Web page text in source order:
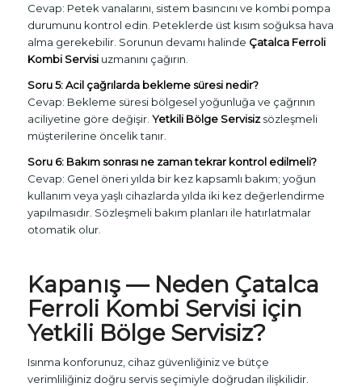
Cevap: Petek vanalarını, sistem basıncını ve kombi pompa
durumunu kontrol edin. Peteklerde üst kısım soğuksa hava
alma gerekebilir. Sorunun devamı halinde Çatalca Ferroli
Kombi Servisiuzmanını çağırın.
Soru 5: Acil çağrılarda bekleme süresi nedir?
Cevap: Bekleme süresi bölgesel yoğunluğa ve çağrının
aciliyetine göre değişir. Yetkili Bölge Servisizsözleşmeli
müşterilerine öncelik tanır.
Soru 6: Bakım sonrası ne zaman tekrar kontrol edilmeli?
Cevap: Genel öneri yılda bir kez kapsamlı bakım; yoğun
kullanım veya yaşlı cihazlarda yılda iki kez değerlendirme
yapılmasıdır. Sözleşmeli bakım planları ile hatırlatmalar
otomatik olur.
Kapanış — Neden Çatalca
Ferroli Kombi Servisi için
Yetkili Bölge Servisiz?
Isınma konforunuz, cihaz güvenliğiniz ve bütçe
verimliliğiniz doğru servis seçimiyle doğrudan ilişkilidir.